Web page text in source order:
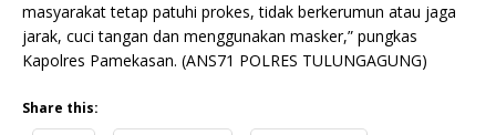
masyarakat tetap patuhi prokes, tidak berkerumun atau jaga
jarak, cuci tangan dan menggunakan masker,” pungkas
Kapolres Pamekasan. (ANS71 POLRES TULUNGAGUNG)
Share this: